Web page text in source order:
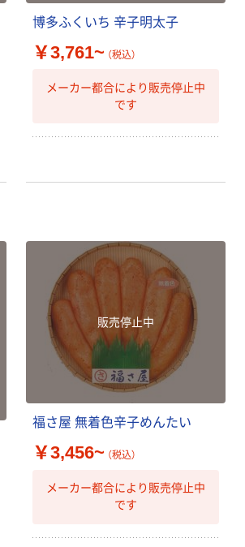
博多ふ く いち 辛子明太子
￥3,761~ （税込）
メーカー都合により販売停止中
です
販売停止中
福さ屋 無着色辛子めんたい
￥3,456~ （税込）
メーカー都合により販売停止中
です